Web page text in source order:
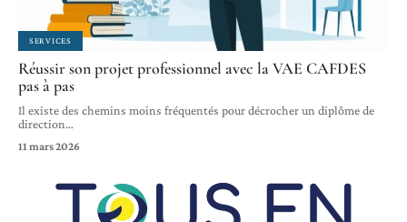
SERVICES
Réussir son projet professionnel avec la VAE CAFDES
pas à pas
Il existe des chemins moins fréquentés pour décrocher un diplôme de
direction…
11 mars 2026